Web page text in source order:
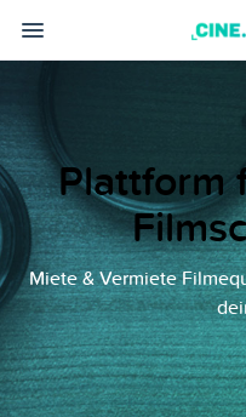
Plattform
Miete & Vermiete